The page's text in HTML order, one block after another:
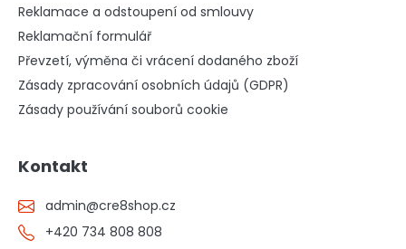
Reklamace a odstoupení od smlouvy
Reklamační formulář
Převzetí, výměna či vrácení dodaného zboží
Zásady zpracování osobních údajů (GDPR)
Zásady používání souborů cookie
Kontakt
admin@cre8shop.cz
+420 734 808 808